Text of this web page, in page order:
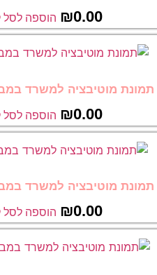
₪0.00 הוספה לסל
תמונת מוטיבציה למשרד במבחר
₪0.00 הוספה לסל
תמונת מוטיבציה למשרד במבחר
₪0.00 הוספה לסל